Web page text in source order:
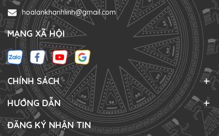
hoalankhanhlinh@gmail.com
MẠNG XÃ HỘI
CHÍNH SÁCH
HƯỚNG DẪN
ĐĂNG KÝ NHẬN TIN